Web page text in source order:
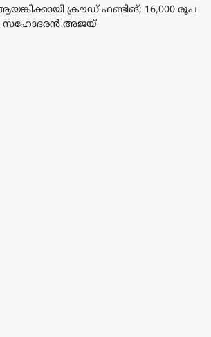
ക്രൗഡ് ഫണ്ടിങ്; 16,000 രൂപ
സഹോദരൻ അജയ്